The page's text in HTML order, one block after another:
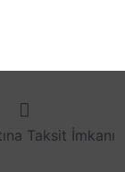
Taksit İmkanı